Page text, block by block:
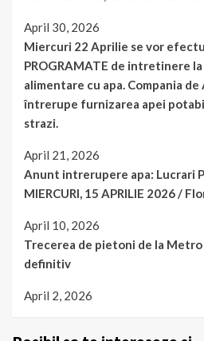
April 30, 2026
Miercuri 22 Aprilie se vor
PROGRAMATE de intretinere
alimentare cu apa. Compania de
întrerupe furnizarea apei
strazi.
April 21, 2026
Anunt intrerupere apa: Lucrari
MIERCURI, 15 APRILIE 2026 /
April 10, 2026
Trecerea de pietoni de la
definitiv
April 2, 2026